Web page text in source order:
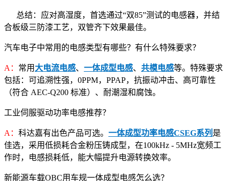
总结：应对高湿度，首选通过“双85”测试的电感器，并结
合板级三防漆工艺，双管齐下效果最佳。
汽车电子中常用的电感类型有哪些？有什么特殊要求？
A： 常用 大电流电感、 一体成型电感、 共模电感等。特殊要求
包括：可追溯性强，0PPM，PPAP，抗振动冲击、高可靠性
（符合 AEC-Q200 标准）、耐潮湿和腐蚀。
工业伺服驱动功率电感推荐？
A： 科达嘉有出色产品可选。 一体成型功率电感CSEG系列 是
佳选，采用低损耗合金粉压铸成型，在100kHz - 5MHz宽频工
作时，电感损耗低，能大幅提升电源转换效率。
新能源车载OBC用车规一体成型电感怎么选？